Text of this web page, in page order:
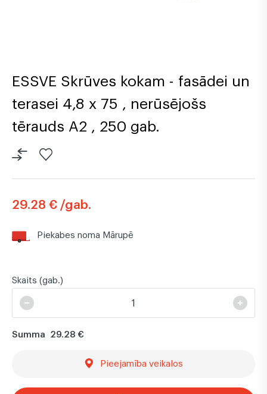
ESSVE Skrūves kokam - fasādei un
terasei 4,8 x 75 , nerūsējošs
tērauds A2 , 250 gab.
29.28 € /gab.
Piekabes noma Mārupē
Skaits (gab.)
Summa 29.28 €
Pieejamība veikalos